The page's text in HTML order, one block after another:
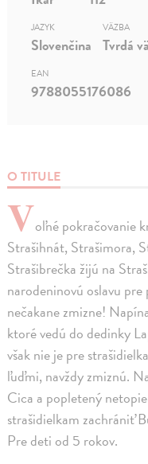
O TITULE
Voľné pokračovanie
Strašihnát, Strašimora,
Strašibrečka žijú na
narodeninovú oslavu
nečakane zmizne!
ktoré vedú do dedinky
však nie je pre
ľuďmi, navždy zmiznú.
Cica a popletený
strašidielkam zachrániť
Pre deti od 5 rokov.
JAZYK
Slovenčina
VÄZBA
Tvrdá
EAN
9788055176086